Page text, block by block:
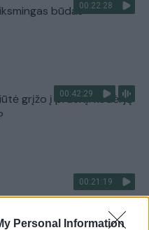
Personal Information
00:22:28
būdas
00:42:29
grįžo į praeitį: kodėl jų
00:21:19